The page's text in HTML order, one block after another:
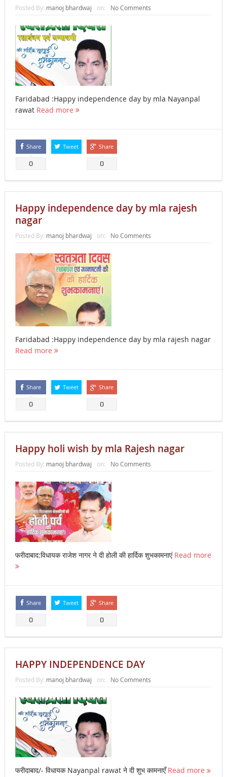
Posted By: manoj bhardwaj on: No Comments
Faridabad :Happy independence day by mla Nayanpal
rawat Read more
Share
0
Tweet Share
0
Happy independence day by mla rajesh
nagar
Posted By: manoj bhardwaj on: No Comments
Faridabad :Happy independence day by mla rajesh nagar
Read more
Share
0
Tweet Share
0
Happy holi wish by mla Rajesh nagar
Posted By: manoj bhardwaj on: No Comments
फरीदाबाद:विधायक राजेश नागर ने दी होली की हार्दिक शुभकामनाएं Read more
Share
0
Tweet Share
0
HAPPY INDEPENDENCE DAY
Posted By: manoj bhardwaj on: No Comments
फरीदाबाद/- विधायक Nayanpal rawat ने दी शुभ कामनाएँRead more